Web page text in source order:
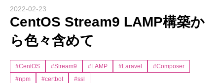
2022-02-23
CentOS Stream9 LAMP構築か
ら色々含めて
#CentOS #Stream9 #LAMP #Laravel
#Composer
#npm
#certbot #ssl